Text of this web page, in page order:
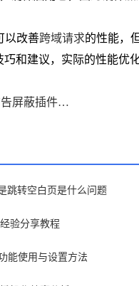
以改善跨域请求的性能，
和建议，实际的性能优
上一篇: Chrome浏览器网页广告屏蔽插件配置及效果评测教程
跳转空白页是什么问题
验分享教程
能使用与设置方法